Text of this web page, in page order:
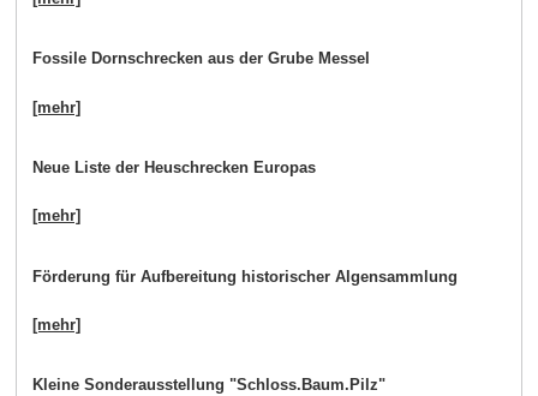
Fossile Dornschrecken aus der Grube Messel
[mehr]
Neue Liste der Heuschrecken Europas
[mehr]
Förderung für Aufbereitung historischer Algensammlung
[mehr]
Kleine Sonderausstellung "Schloss.Baum.Pilz"